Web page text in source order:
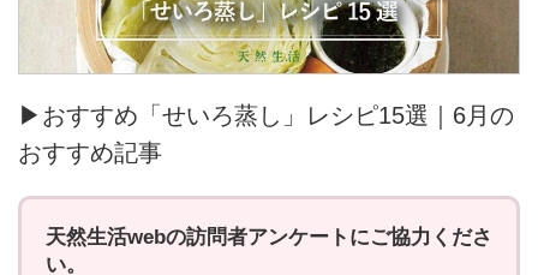
▶おすすめ「せいろ蒸し」レシピ15選｜6月の
おすすめ記事